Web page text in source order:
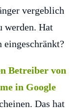
vergeblich
werden. Hat
Betreiber von
in Google
Das hat